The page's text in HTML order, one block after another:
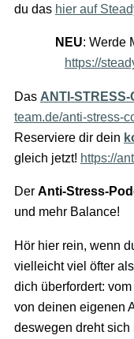
du das hier auf
NEU: Werde
https://
Das ANTI-STRESS-
team.de/anti-stress-
Reserviere dir dein
gleich jetzt! https://
Der Anti-Stress-
und mehr Balance!
Hör hier rein, wenn
vielleicht viel öfter
dich überfordert:
von deinen eigenen
deswegen dreht